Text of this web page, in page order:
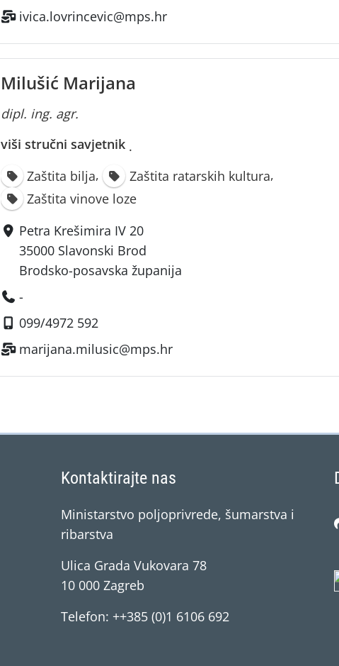
ivica.lovrincevic@mps.hr
Milušić Marijana
dipl. ing. agr.
viši stručni savjetnik ·
Zaštita bilja, Zaštita ratarskih kultura,
Zaštita vinove loze
Petra Krešimira IV 20
35000 Slavonski Brod
Brodsko-posavska županija
-
099/4972 592
marijana.milusic@mps.hr
Kontaktirajte nas
Ministarstvo poljoprivrede, šumarstva i
ribarstva
Ulica Grada Vukovara 78
10 000 Zagreb
Telefon: ++385 (0)1 6106 692